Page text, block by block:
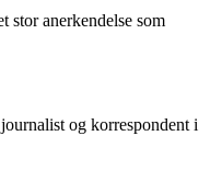
anerkendelse som
og korrespondent i